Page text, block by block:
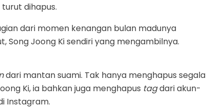
dihapus.
dari momen kenangan bulan madunya
Song Joong Ki sendiri yang mengambilnya.
dari mantan suami. Tak hanya menghapus segala
Ki, ia bahkan juga menghapus tagdari akun-
Instagram.